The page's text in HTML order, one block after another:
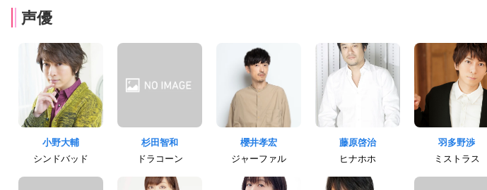
声優
小野大輔
シンドバッド
杉田智和
ドラコーン
櫻井孝宏
ジャーファル
藤原啓治
ヒナホホ
羽多野渉
ミストラス